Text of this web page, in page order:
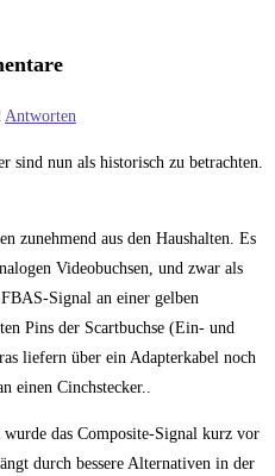
Antworten
sind nun als historisch zu betrachten.
zunehmend aus den Haushalten. Es
Videobuchsen, und zwar als
Signal an einer gelben
Pins der Scartbuchse (Ein- und
liefern über ein Adapterkabel noch
einen Cinchstecker..
das Composite-Signal kurz vor
durch bessere Alternativen in der